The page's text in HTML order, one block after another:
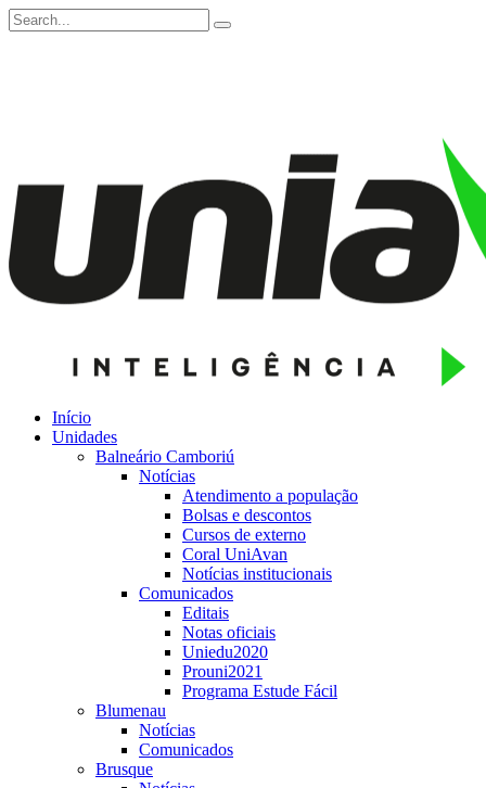
Início
Unidades
Balneário Camboriú
Notícias
Atendimento a população
Bolsas e descontos
Cursos de externo
Coral UniAvan
Notícias institucionais
Comunicados
Editais
Notas oficiais
Uniedu2020
Prouni2021
Programa Estude Fácil
Blumenau
Notícias
Comunicados
Brusque